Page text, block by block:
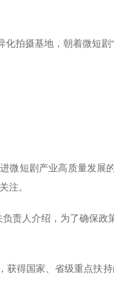
拍摄基地，朝着微短剧“
短剧产业高质量发展
注。
责人介绍，为了确保
得国家、省级重点扶